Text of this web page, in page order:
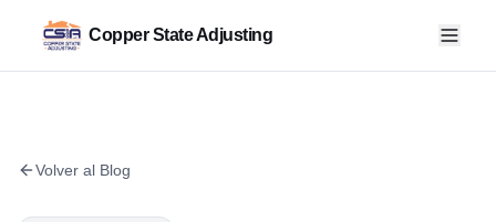
Copper State Adjusting
Volver al Blog